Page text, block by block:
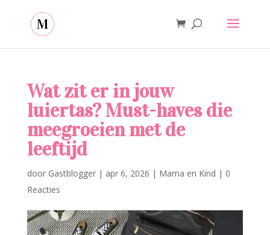
Wat zit er in jouw
luiertas? Must-haves die
meegroeien met de
leeftijd
door Gastblogger| apr 6, 2026 | Mama en Kind | 0
Reacties